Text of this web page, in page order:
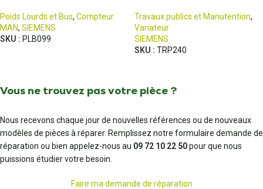
Poids Lourds et Bus, Compteur
MAN, SIEMENS
SKU : PLB099
Travaux publics et Manutention,
Variateur
SIEMENS
SKU : TRP240
Vous ne trouvez pas votre pièce ?
Nous recevons chaque jour de nouvelles références ou de nouveaux
modèles de pièces à réparer. Remplissez notre formulaire demande de
réparation ou bien appelez-nous au 09 72 10 22 50pour que nous
puissions étudier votre besoin.
Faire ma demande de réparation